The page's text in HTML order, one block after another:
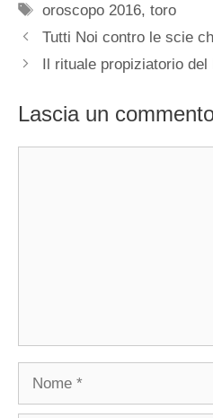
Tag
oroscopo 2016,toro
Tutti Noi contro le scie
Il rituale propiziatorio
Lascia un